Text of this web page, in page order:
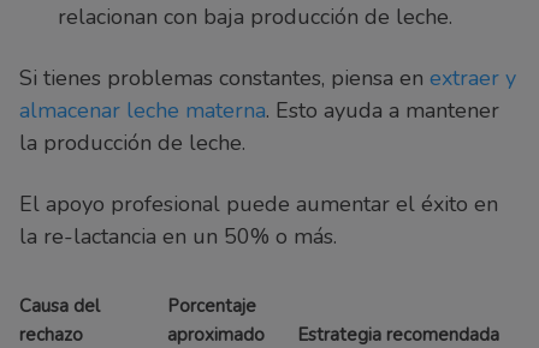
relacionan con baja producción de leche.
Si tienes problemas constantes, piensa en extraer y
almacenar leche materna. Esto ayuda a mantener
la producción de leche.
El apoyo profesional puede aumentar el éxito en
la re-lactancia en un 50% o más.
Causa del
rechazo
Porcentaje
aproximado
Estrategia recomendada